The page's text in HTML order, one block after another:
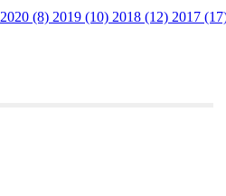
2020 (8) 2019 (10) 2018 (12) 2017